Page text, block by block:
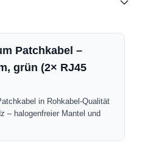
Patchkabel –
grün (2× RJ45
in Rohkabel-Qualität
– halogenfreier Mantel und